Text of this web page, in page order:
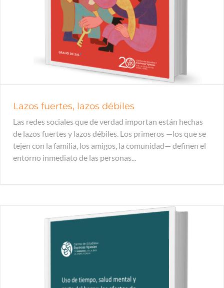
Lazos fuertes, lazos débiles
Las redes sociales que de verdad importan están hechas
de lazos fuertes y lazos débiles. Los primeros —los que se
tejen con la familia, los amigos, la comunidad— definen el
entorno inmediato de las personas...